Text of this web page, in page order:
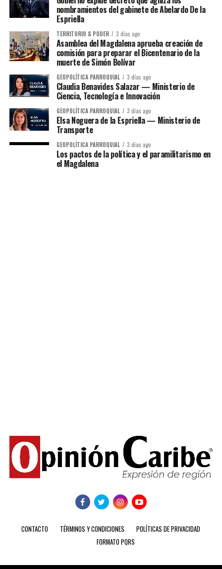
nombramientos del gabinete de Abelardo De la
Espriella
TERRITORIO & PODER 3 días ago
Asamblea del Magdalena aprueba creación de
comisión para preparar el Bicentenario de la
muerte de Simón Bolívar
GEOPOLÍTICA PARROQUIAL 3 días ago
Claudia Benavides Salazar — Ministerio de
Ciencia, Tecnología e Innovación
GEOPOLÍTICA PARROQUIAL 3 días ago
Elsa Noguera de la Espriella — Ministerio de
Transporte
GEOPOLÍTICA PARROQUIAL 3 días ago
Los pactos de la política y el paramilitarismo en
el Magdalena
CONTACTO TÉRMINOS Y CONDICIONES
POLÍTICAS DE PRIVACIDAD
FORMATO PQRS